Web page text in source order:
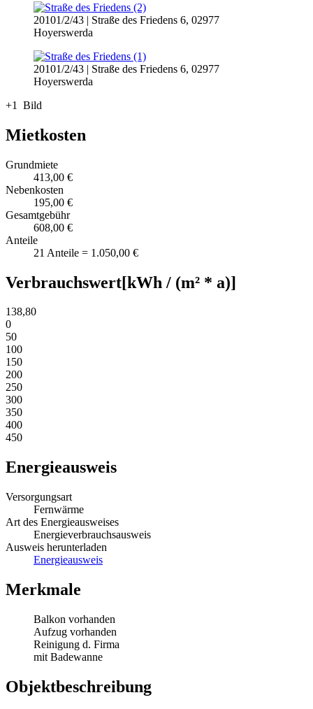
20101/2/43 | Straße des Friedens 6, 02977
Hoyerswerda
20101/2/43 | Straße des Friedens 6, 02977
Hoyerswerda
+1 Bild
Mietkosten
Grundmiete
413,00 €
Nebenkosten
195,00 €
Gesamtgebühr
608,00 €
Anteile
21 Anteile = 1.050,00 €
Verbrauchswert[kWh / (m² * a)]
138,80
0
50
100
150
200
250
300
350
400
450
Energieausweis
Versorgungsart
Fernwärme
Art des Energieausweises
Energieverbrauchsausweis
Ausweis herunterladen
Energieausweis
Merkmale
Balkon vorhanden
Aufzug vorhanden
Reinigung d. Firma
mit Badewanne
Objektbeschreibung